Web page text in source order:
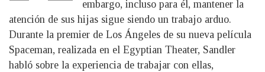
embargo, incluso para él, mantener la
atención de sus hijas sigue siendo un trabajo arduo.
Durante la premier de Los Ángeles de su nueva película
Spaceman, realizada en el Egyptian Theater, Sandler
habló sobre la experiencia de trabajar con ellas,